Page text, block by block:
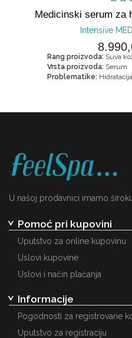
Medicinski serum za
Intensive
Rang proizvoda: Suva
Vrsta proizvoda: Serum
Problematike: Hidratacija
U našoj prodavnici imamo
Pomoć pri kupovini
Uputstvo za online kupovinu
Uslovi kupovine
Uslovi i način plaćanja
Informacije
Pogodnosti za registrovane
Uputstvo za registraciju